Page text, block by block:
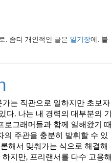
. 좀더 개인적인 글은 일기장에. 블
가는 직관으로 일하지만 초보자
다. 나는 내 경력의 대부분의 기
로그래머들과 함께 일해왔기 때
의 주관을 충분히 발휘할 수 있
해서 맞춰가는 식으로 해결해
지만, 프리랜서를 다수 고용해